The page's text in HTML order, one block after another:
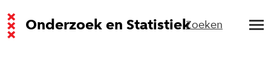
Onderzoek en StatistiekZoeken